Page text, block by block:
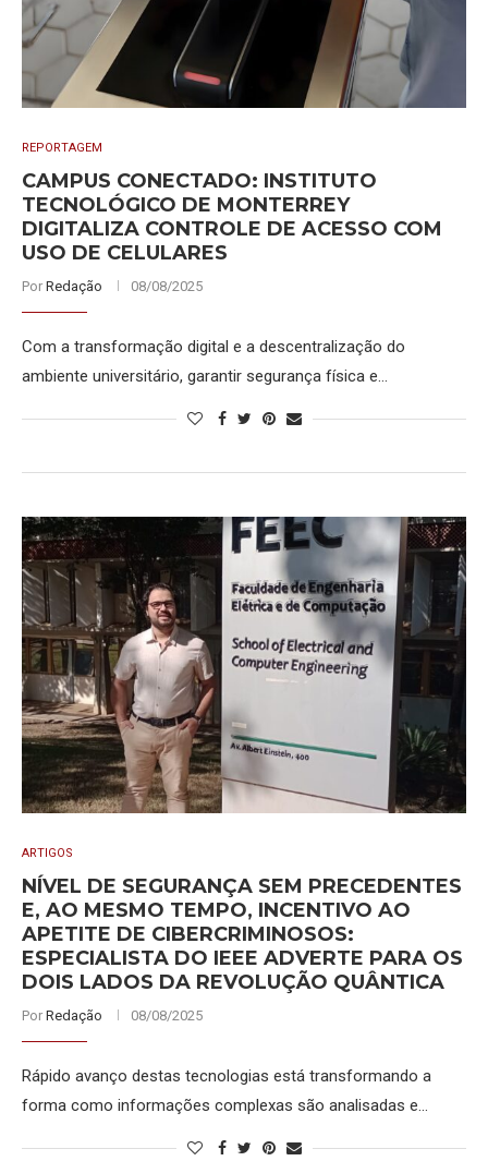
REPORTAGEM
CAMPUS CONECTADO: INSTITUTO
TECNOLÓGICO DE MONTERREY
DIGITALIZA CONTROLE DE ACESSO COM
USO DE CELULARES
Por Redação 08/08/2025
Com a transformação digital e a descentralização do
ambiente universitário, garantir segurança física e…
ARTIGOS
NÍVEL DE SEGURANÇA SEM PRECEDENTES
E, AO MESMO TEMPO, INCENTIVO AO
APETITE DE CIBERCRIMINOSOS:
ESPECIALISTA DO IEEE ADVERTE PARA OS
DOIS LADOS DA REVOLUÇÃO QUÂNTICA
Por Redação 08/08/2025
Rápido avanço destas tecnologias está transformando a
forma como informações complexas são analisadas e…